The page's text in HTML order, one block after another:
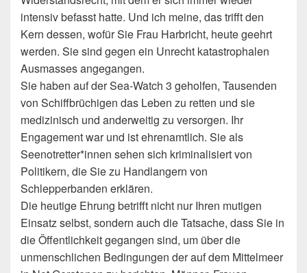
intensiv befasst hatte. Und ich meine, das trifft den
Kern dessen, wofür Sie Frau Harbricht, heute geehrt
werden. Sie sind gegen ein Unrecht katastrophalen
Ausmasses angegangen.
Sie haben auf der Sea-Watch 3 geholfen, Tausenden
von Schiffbrüchigen das Leben zu retten und sie
medizinisch und anderweitig zu versorgen. Ihr
Engagement war und ist ehrenamtlich. Sie als
Seenotretter*innen sehen sich kriminalisiert von
Politikern, die Sie zu Handlangern von
Schlepperbanden erklären.
Die heutige Ehrung betrifft nicht nur Ihren mutigen
Einsatz selbst, sondern auch die Tatsache, dass Sie in
die Öffentlichkeit gegangen sind, um über die
unmenschlichen Bedingungen der auf dem Mittelmeer